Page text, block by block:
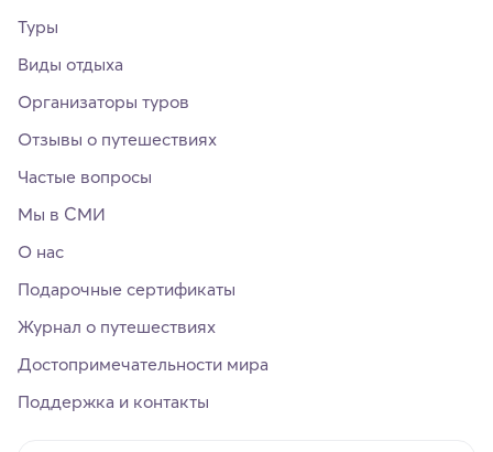
Туры
Виды отдыха
Организаторы туров
Отзывы о путешествиях
Частые вопросы
Мы в СМИ
О нас
Подарочные сертификаты
Журнал о путешествиях
Достопримечательности мира
Поддержка и контакты